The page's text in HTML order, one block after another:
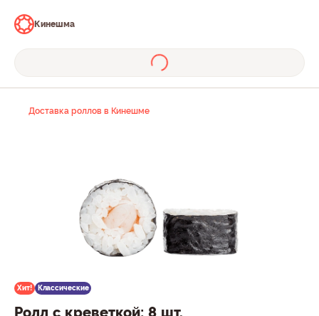
Кинешма
Доставка роллов в Кинешме
Хит! Классические
Ролл с креветкой: 8 шт.